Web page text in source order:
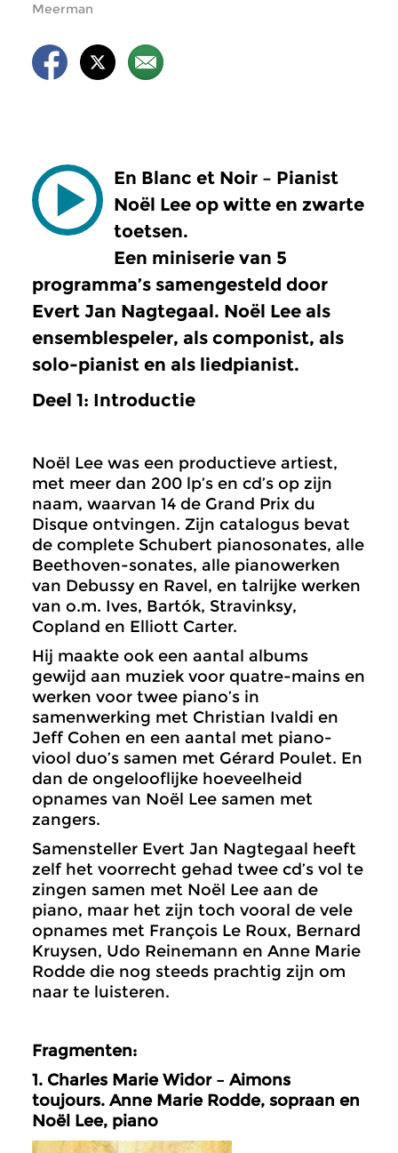
Meerman
En Blanc et Noir – Pianist
Noël Lee op witte en zwarte
toetsen.
Een miniserie van 5
programma’s samengesteld door
Evert Jan Nagtegaal. Noël Lee als
ensemblespeler, als componist, als
solo-pianist en als liedpianist.
Deel 1: Introductie
Noël Lee was een productieve artiest,
met meer dan 200 lp’s en cd’s op zijn
naam, waarvan 14 de Grand Prix du
Disque ontvingen. Zijn catalogus bevat
de complete Schubert pianosonates, alle
Beethoven-sonates, alle pianowerken
van Debussy en Ravel, en talrijke werken
van o.m. Ives, Bartók, Stravinksy,
Copland en Elliott Carter.
Hij maakte ook een aantal albums
gewijd aan muziek voor quatre-mains en
werken voor twee piano’s in
samenwerking met Christian Ivaldi en
Jeff Cohen en een aantal met piano-
viool duo’s samen met Gérard Poulet. En
dan de ongelooflijke hoeveelheid
opnames van Noël Lee samen met
zangers.
Samensteller Evert Jan Nagtegaal heeft
zelf het voorrecht gehad twee cd’s vol te
zingen samen met Noël Lee aan de
piano, maar het zijn toch vooral de vele
opnames met François Le Roux, Bernard
Kruysen, Udo Reinemann en Anne Marie
Rodde die nog steeds prachtig zijn om
naar te luisteren.
Fragmenten:
1. Charles Marie Widor – Aimons
toujours. Anne Marie Rodde, sopraan en
Noël Lee, piano